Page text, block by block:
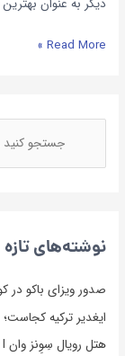
Read More »
نوشته‌های تازه
صدور ویزای باکو در
ایغدیر ترکیه
هتل رویال سِوِنز وان l تجربه‌ای لوکس و راحت در دل شهر وان